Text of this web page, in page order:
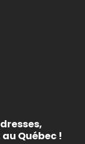
Québec !